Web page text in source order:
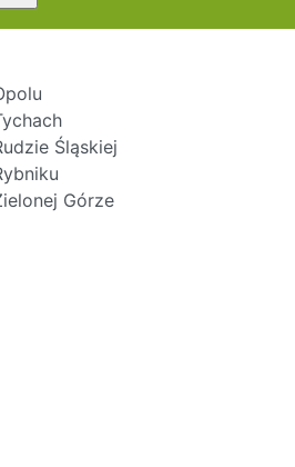
Śląskiej
Górze